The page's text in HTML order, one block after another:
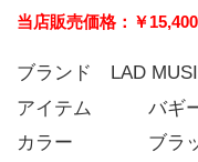
当店販売価格：￥15,400﻿
ブランド LAD
アイテム   バギ
カラー    ブラ